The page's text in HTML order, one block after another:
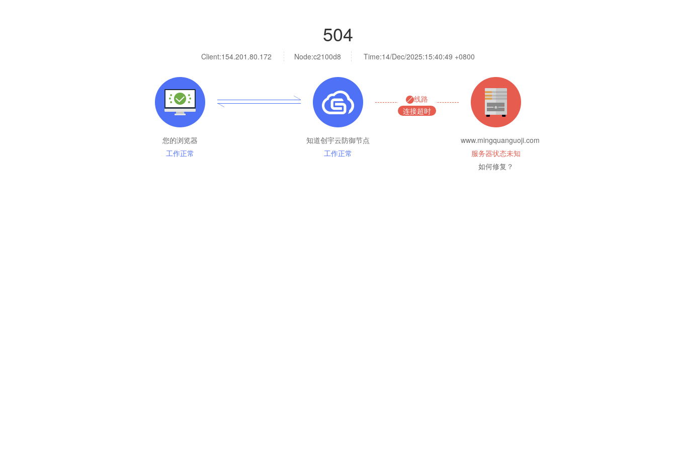
504
Client:154.201.80.172 Node:c2100d8 Time:14/Dec/2025:15:40:49 +0800
您的浏览器
工作正常
知道创宇云防御节点
工作正常
线路
连接超时
www.mingquanguoji.com
服务器状态未知
如何修复？